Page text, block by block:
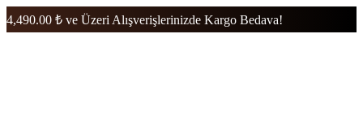
4,490.00 ₺ ve Üzeri Alışverişlerinizde Kargo Bedava!